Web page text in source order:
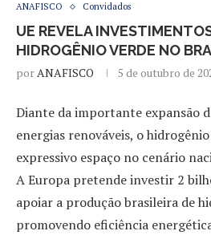
ANAFISCO Convidados
UE REVELA
HIDROGÊNIO VERDE NO
porANAFISCO 5 de outubro de
Diante da importante expansão
energias renováveis, o
expressivo espaço no cenário
A Europa pretende investir 2
apoiar a produção brasileira de
promovendo eficiência